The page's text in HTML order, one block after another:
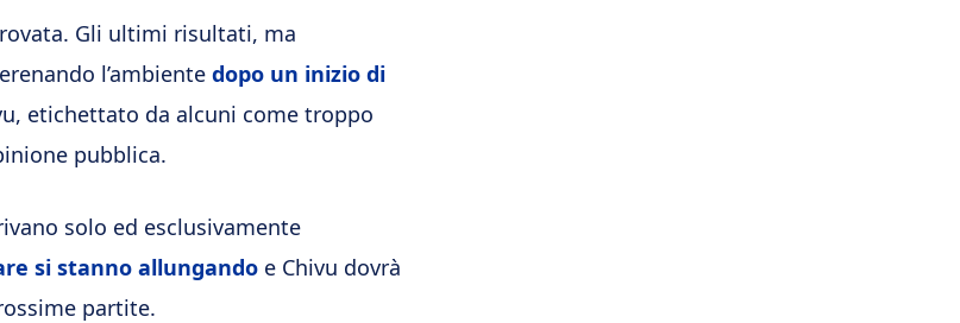
Gli ultimi risultati, ma
l’ambiente dopo un inizio di
etichettato da alcuni come troppo
pubblica.
solo ed esclusivamente
si stanno allungando e Chivu dovrà
partite.